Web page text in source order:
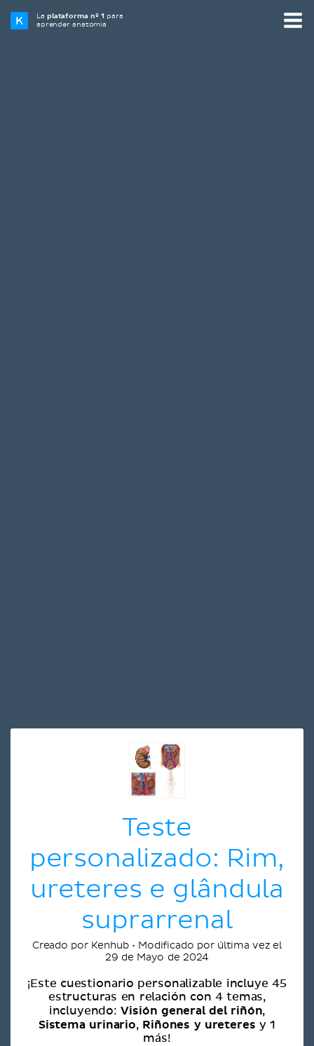
Laplataforma nº 1 para
aprender anatomía
Teste
personalizado: Rim,
ureteres e glândula
suprarrenal
Creado por Kenhub • Modificado por última vez el
29 de Mayo de 2024
¡Este cuestionario personalizable incluye 45
estructuras en relación con 4 temas,
incluyendo:Visión general del riñón,
Sistema urinario, Riñones y ureteres y 1
más!